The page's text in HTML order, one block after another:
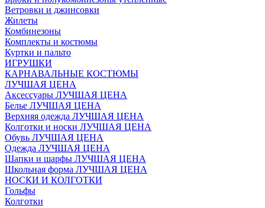
Ветровки и джинсовки
Жилеты
Комбинезоны
Комплекты и костюмы
Куртки и пальто
ИГРУШКИ
КАРНАВАЛЬНЫЕ КОСТЮМЫ
ЛУЧШАЯ ЦЕНА
Аксессуары ЛУЧШАЯ ЦЕНА
Белье ЛУЧШАЯ ЦЕНА
Верхняя одежда ЛУЧШАЯ ЦЕНА
Колготки и носки ЛУЧШАЯ ЦЕНА
Обувь ЛУЧШАЯ ЦЕНА
Одежда ЛУЧШАЯ ЦЕНА
Шапки и шарфы ЛУЧШАЯ ЦЕНА
Школьная форма ЛУЧШАЯ ЦЕНА
НОСКИ И КОЛГОТКИ
Гольфы
Колготки